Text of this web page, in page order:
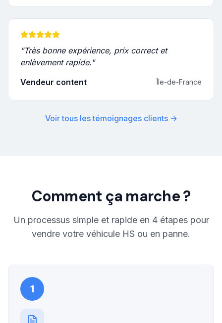
"Très bonne expérience, prix correct et
enlèvement rapide."
Vendeur content
Île-de-France
Voir tous les témoignages clients →
Comment ça marche ?
Un processus simple et rapide en 4 étapes pour
vendre votre véhicule HS ou en panne.
1